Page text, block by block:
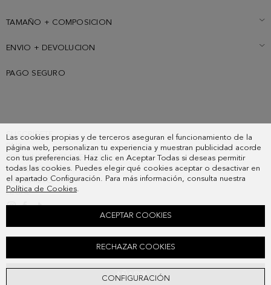
Las cookies propias y de terceros aseguran el funcionamiento de la
página web, personalizan tu experiencia y muestran publicidad acorde
con tus preferencias. Haz clic en Aceptar Todas si deseas permitir
todas las cookies. Puedes elegir qué cookies aceptar o desactivar en
el apartado Configuración. Para más información, consulta nuestra
Política de Cookies.
CONFIGURACIÓN
RECHAZAR COOKIES
ACEPTAR COOKIES
AÑADIR
TAMAÑO + COMPOSICION
ENVIO + DEVOLUCION
PAGO SEGURO
SUSCRIBETE
PAIS
PREGUNTAS FRECUENTES
MIS PEDIDOS
CONTACTO
LEGAL